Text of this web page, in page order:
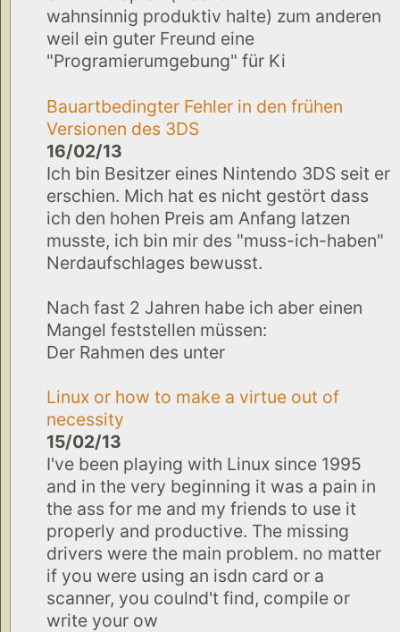
wahnsinnig produktiv halte) zum anderen
weil ein guter Freund eine
"Programierumgebung" für Ki
Bauartbedingter Fehler in den frühen
Versionen des 3DS
16/02/13
Ich bin Besitzer eines Nintendo 3DS seit er
erschien. Mich hat es nicht gestört dass
ich den hohen Preis am Anfang latzen
musste, ich bin mir des "muss-ich-haben"
Nerdaufschlages bewusst.
Nach fast 2 Jahren habe ich aber einen
Mangel feststellen müssen:
Der Rahmen des unter
Linux or how to make a virtue out of
necessity
15/02/13
I've been playing with Linux since 1995
and in the very beginning it was a pain in
the ass for me and my friends to use it
properly and productive. The missing
drivers were the main problem. no matter
if you were using an isdn card or a
scanner, you coulnd't find, compile or
write your ow